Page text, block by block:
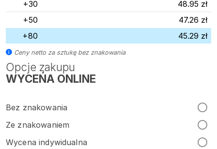
Opcje zakupu
WYCEŃA ONLINE
Bez znakowania
Ze znakowaniem
Wycena indywidualna
+30
48.95 zł
+50
47.26 zł
+80
45.29 zł
Ceny netto za sztukę bez znakowania